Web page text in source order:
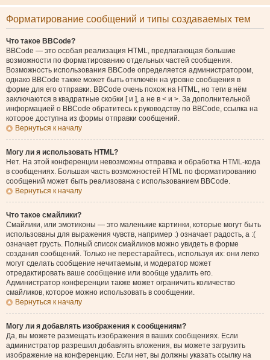
Форматирование сообщений и типы создаваемых тем
Что такое BBCode?
BBCode — это особая реализация HTML, предлагающая большие
возможности по форматированию отдельных частей сообщения.
Возможность использования BBCode определяется администратором,
однако BBCode также может быть отключён на уровне сообщения в
форме для его отправки. BBCode очень похож на HTML, но теги в нём
заключаются в квадратные скобки [ и ], а не в < и >. За дополнительной
информацией о BBCode обратитесь к руководству по BBCode, ссылка на
которое доступна из формы отправки сообщений.
Вернуться к началу
Могу ли я использовать HTML?
Нет. На этой конференции невозможны отправка и обработка HTML-кода
в сообщениях. Большая часть возможностей HTML по форматированию
сообщений может быть реализована с использованием BBCode.
Вернуться к началу
Что такое смайлики?
Смайлики, или эмотиконы — это маленькие картинки, которые могут быть
использованы для выражения чувств, например :) означает радость, а :(
означает грусть. Полный список смайликов можно увидеть в форме
создания сообщений. Только не перестарайтесь, используя их: они легко
могут сделать сообщение нечитаемым, и модератор может
отредактировать ваше сообщение или вообще удалить его.
Администратор конференции также может ограничить количество
смайликов, которое можно использовать в сообщении.
Вернуться к началу
Могу ли я добавлять изображения к сообщениям?
Да, вы можете размещать изображения в ваших сообщениях. Если
администратор разрешил добавлять вложения, вы можете загрузить
изображение на конференцию. Если нет, вы должны указать ссылку на